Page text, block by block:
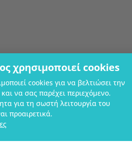
χρησιμοποιεί cookies
cookies για να βελτιώσει την
να σας παρέχει περιεχόμενο.
για τη σωστή λειτουργία του
προαιρετικά.